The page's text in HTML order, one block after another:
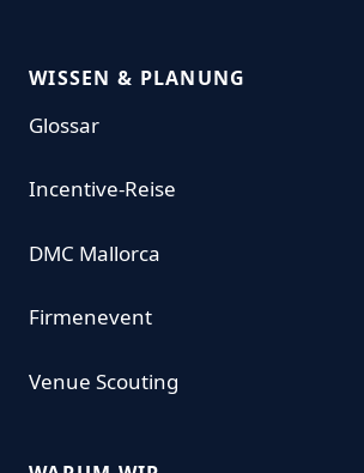
WISSEN & PLANUNG
Glossar
Incentive-Reise
DMC Mallorca
Firmenevent
Venue Scouting